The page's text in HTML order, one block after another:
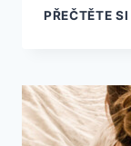
PŘEČTĚTE